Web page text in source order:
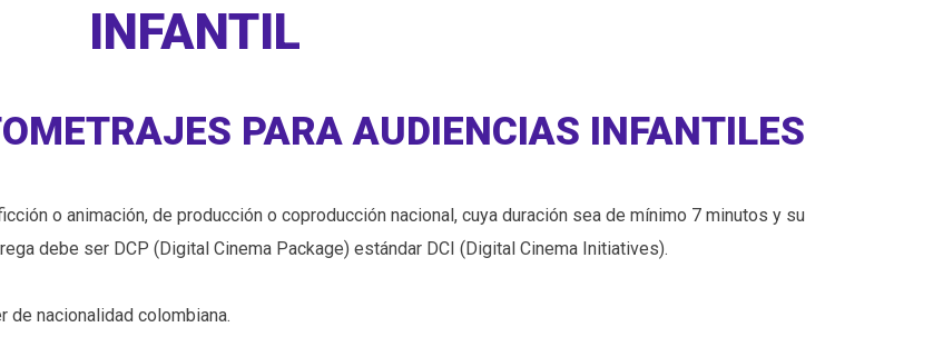
INFANTIL
PARA AUDIENCIAS INFANTILES
o animación, de producción o coproducción nacional, cuya duración sea de mínimo 7 minutos y su
debe ser DCP (Digital Cinema Package) estándar DCI (Digital Cinema Initiatives).
nacionalidad colombiana.